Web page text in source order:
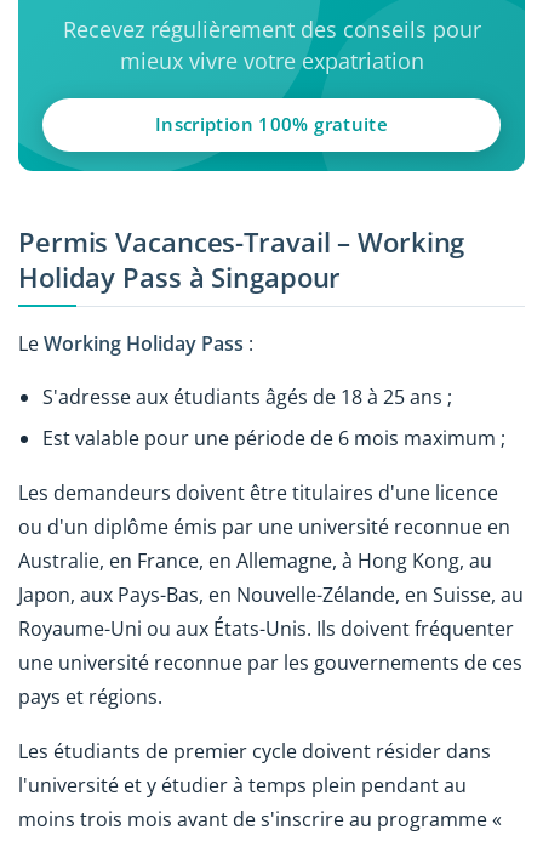
Recevez régulièrement des conseils pour
mieux vivre votre expatriation
Inscription 100% gratuite
Permis Vacances-Travail – Working
Holiday Pass à Singapour
LeWorking Holiday Pass :
S'adresse aux étudiants âgés de 18 à 25 ans ;
Est valable pour une période de 6 mois maximum ;
Les demandeurs doivent être titulaires d'une licence
ou d'un diplôme émis par une université reconnue en
Australie, en France, en Allemagne, à Hong Kong, au
Japon, aux Pays-Bas, en Nouvelle-Zélande, en Suisse, au
Royaume-Uni ou aux États-Unis. Ils doivent fréquenter
une université reconnue par les gouvernements de ces
pays et régions.
Les étudiants de premier cycle doivent résider dans
l'université et y étudier à temps plein pendant au
moins trois mois avant de s'inscrire au programme «